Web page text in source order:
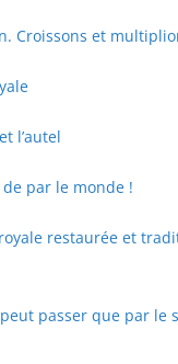
Croissons et
l’autel
par le monde !
restaurée et
passer que par